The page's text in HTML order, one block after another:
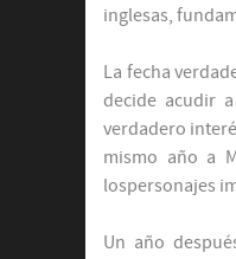
inglesas,
La fecha
decide acudir
verdadero
mismo año a
lospersonajes
Un año